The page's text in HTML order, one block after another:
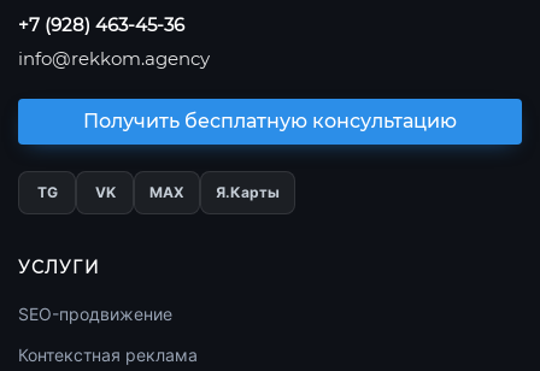
+7 (928) 463-45-36
info@rekkom.agency
Получить бесплатную консультацию
TG VK МАХ Я.Карты
УСЛУГИ
SEO-продвижение
Контекстная реклама